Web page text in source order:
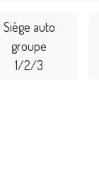
Siège auto
groupe
1/2/3